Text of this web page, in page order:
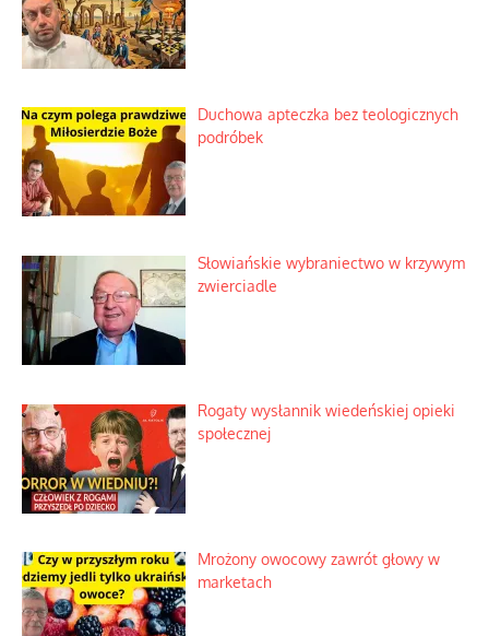
Duchowa apteczka bez teologicznych
podróbek
Słowiańskie wybraniectwo w krzywym
zwierciadle
Rogaty wysłannik wiedeńskiej opieki
społecznej
Mrożony owocowy zawrót głowy w
marketach